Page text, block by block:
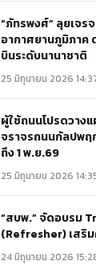
“ภัทรพงศ์” ลุยเจร
อากาศยานภูมิภาค
บินระดับนานาชาติ
25 มิถุนายน 2026
ผู้ใช้ถนนโปรดวาง
จราจรถนนกัลปพฤ
ถึง 1 พ.ย.69
25 มิถุนายน 2026
“สบพ.” จัดอบรม
(Refresher) เสริ
24 มิถุนายน 2026